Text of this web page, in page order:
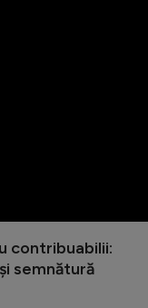
contribuabilii:
semnătură